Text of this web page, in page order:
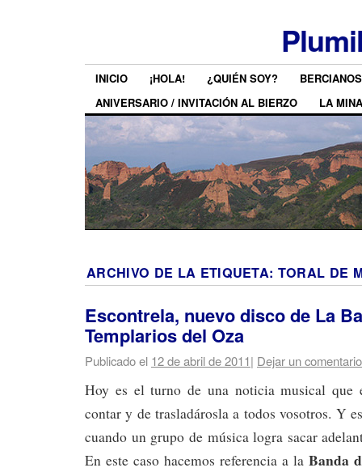
INICIO ¡HOLA! ¿QUIÉN SOY?
ANIVERSARIO / INVITACIÓN AL BIERZO
LA MINA
ARCHIVO DE LA ETIQUETA: TORAL DE
Escontrela, nuevo disco de La
Templarios del Oza
Publicado el 12 de abril de 2011| Dejar un comentario
Hoy es el turno de una noticia musical que
contar y de trasladárosla a todos vosotros. Y
cuando un grupo de música logra sacar
En este caso hacemos referencia a laBanda